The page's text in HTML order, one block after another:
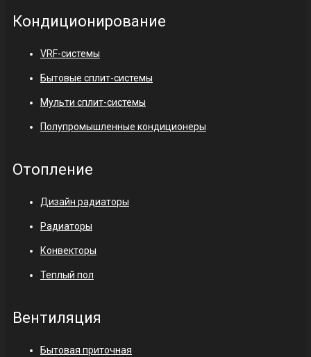
Кондиционирование
VRF-системы
Бытовые сплит-системы
Мульти сплит-системы
Полупромышленные кондиционеры
Отопление
Дизайн радиаторы
Радиаторы
Конвекторы
Теплый пол
Вентиляция
Бытовая приточная